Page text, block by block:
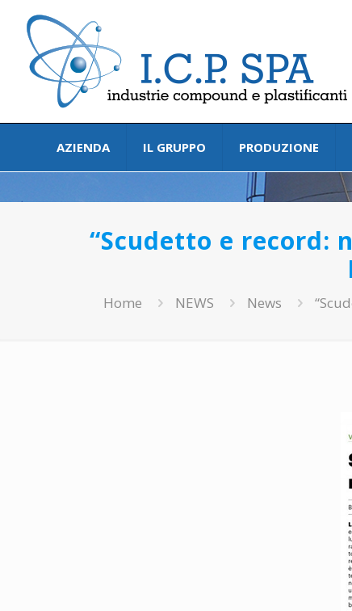
AZIENDA IL GRUPPO PRODUZIONE
“Scudetto e record:
Home NEWS News